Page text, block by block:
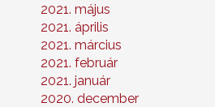
2021. május
2021. április
2021. március
2021. február
2021. január
2020. december